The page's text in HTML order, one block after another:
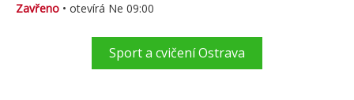
Zavřeno • otevírá Ne 09:00
Sport a cvičení Ostrava